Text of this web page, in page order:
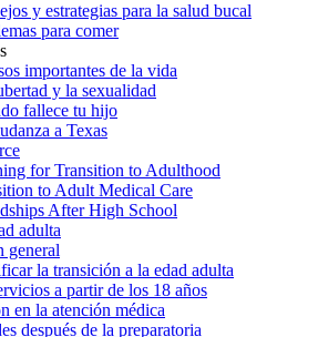
y estrategias para la salud bucal
para comer
importantes de la vida
y la sexualidad
fallece tu hijo
a Texas
for Transition to Adulthood
to Adult Medical Care
After High School
adulta
general
la transición a la edad adulta
a partir de los 18 años
en la atención médica
después de la preparatoria